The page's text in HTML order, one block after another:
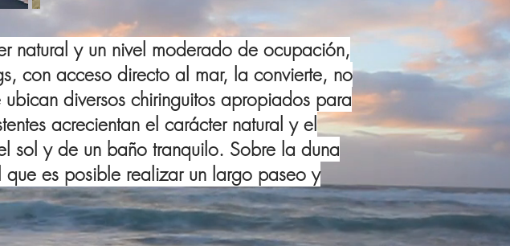
natural y un nivel moderado de ocupación,
con acceso directo al mar, la convierte, no
diversos chiringuitos apropiados para
acrecientan el carácter natural y el
sol y de un baño tranquilo. Sobre la duna
es posible realizar un largo paseo y